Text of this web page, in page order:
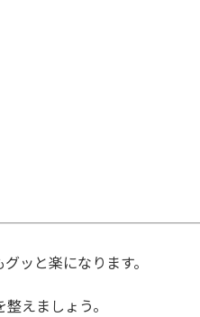
ッと楽になります。
えましょう。